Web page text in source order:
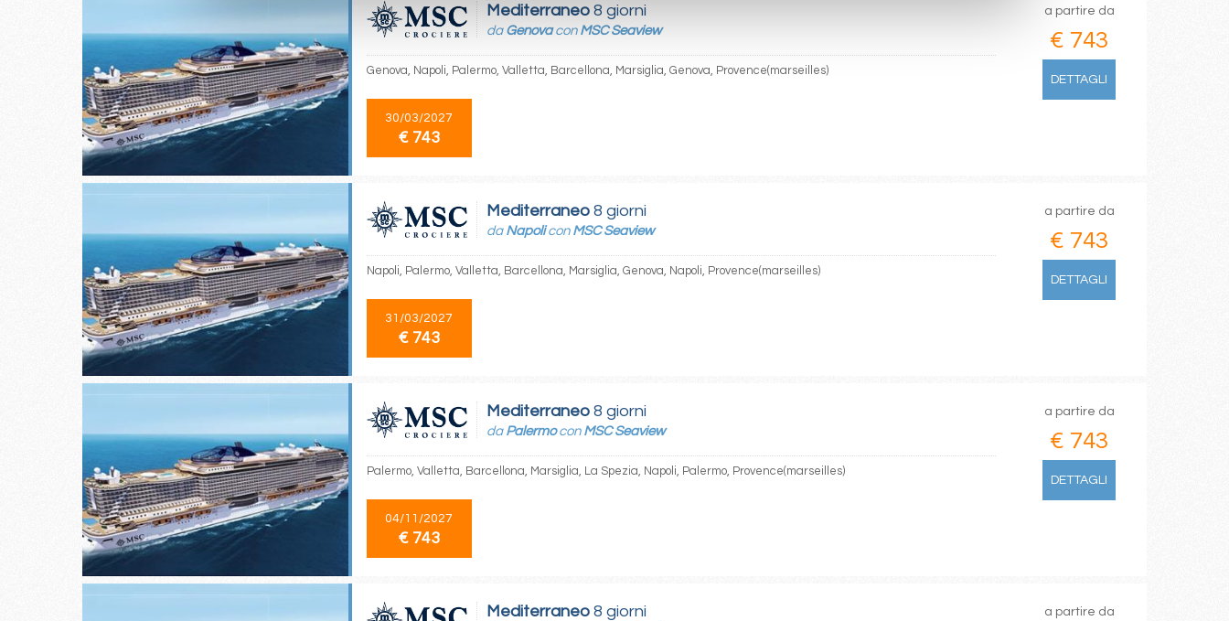
Mediterraneo 8 giorni
da Genovacon MSC Seaview
Genova, Napoli, Palermo, Valletta, Barcellona, Marsiglia, Genova, Provence(marseilles)
30/03/2027
€ 743
a partire da
€ 743
DETTAGLI
Mediterraneo 8 giorni
da Napolicon MSC Seaview
Napoli, Palermo, Valletta, Barcellona, Marsiglia, Genova, Napoli, Provence(marseilles)
31/03/2027
€ 743
a partire da
€ 743
DETTAGLI
Mediterraneo 8 giorni
da Palermocon MSC Seaview
Palermo, Valletta, Barcellona, Marsiglia, La Spezia, Napoli, Palermo, Provence(marseilles)
04/11/2027
€ 743
a partire da
€ 743
DETTAGLI
Mediterraneo 8 giorni a partire da